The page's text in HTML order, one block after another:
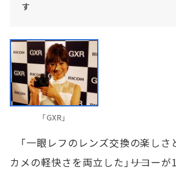
す
「GXR」
「一眼レフのレンズ交換の楽しさ
カメの軽快さを両立した」――リコー